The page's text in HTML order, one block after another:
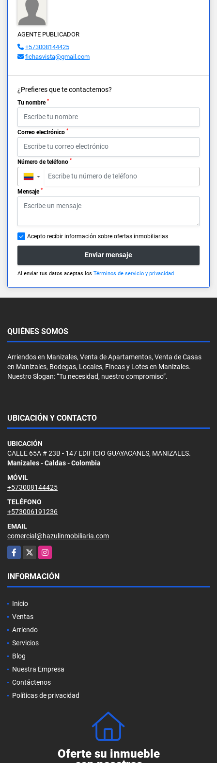
AGENTE PUBLICADOR
+573008144425
fichasvista@gmail.com
¿Prefieres que te contactemos?
Tu nombre *
Correo electrónico *
Número de teléfono *
▼
Mensaje *
Acepto recibir información sobre ofertas inmobiliarias
Enviar mensaje
Al enviar tus datos aceptas los Términos de servicio y privacidad
QUIÉNES SOMOS
Arriendos en Manizales, Venta de Apartamentos, Venta de Casas
en Manizales, Bodegas, Locales, Fincas y Lotes en Manizales.
Nuestro Slogan: “Tu necesidad, nuestro compromiso”.
UBICACIÓN Y CONTACTO
UBICACIÓN
CALLE 65A # 23B - 147 EDIFICIO GUAYACANES, MANIZALES.
Manizales - Caldas - Colombia
MÓVIL
+573008144425
TELÉFONO
+573006191236
EMAIL
comercial@hazulinmobiliaria.com
Facebook
X Instagram
INFORMACIÓN
Inicio
Ventas
Arriendo
Servicios
Blog
Nuestra Empresa
Contáctenos
Políticas de privacidad
Oferte su inmueble